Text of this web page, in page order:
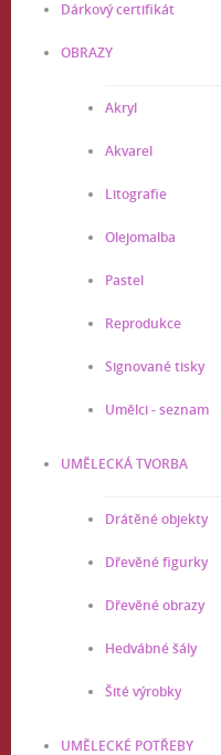
Dárkový certifikát
OBRAZY
Akryl
Akvarel
Litografie
Olejomalba
Pastel
Reprodukce
Signované tisky
Umělci - seznam
UMĚLECKÁ TVORBA
Drátěné objekty
Dřevěné figurky
Dřevěné obrazy
Hedvábné šály
Šité výrobky
UMĚLECKÉ POTŘEBY